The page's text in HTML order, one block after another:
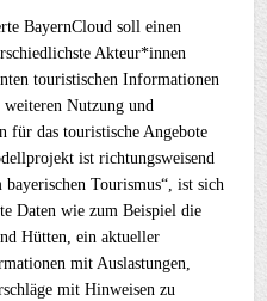
BayernCloud soll einen
Akteur*innen
touristischen Informationen
Nutzung und
für das touristische Angebote
ist richtungsweisend
Tourismus“, ist sich
Daten wie zum Beispiel die
Hütten, ein aktueller
mit Auslastungen,
mit Hinweisen zu